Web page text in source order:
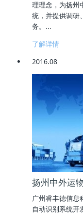
理理念，为扬州
统，并提供调研
务。...
了解详情
2016.08
扬州中外运
广州睿丰德信息
自动识别系统开